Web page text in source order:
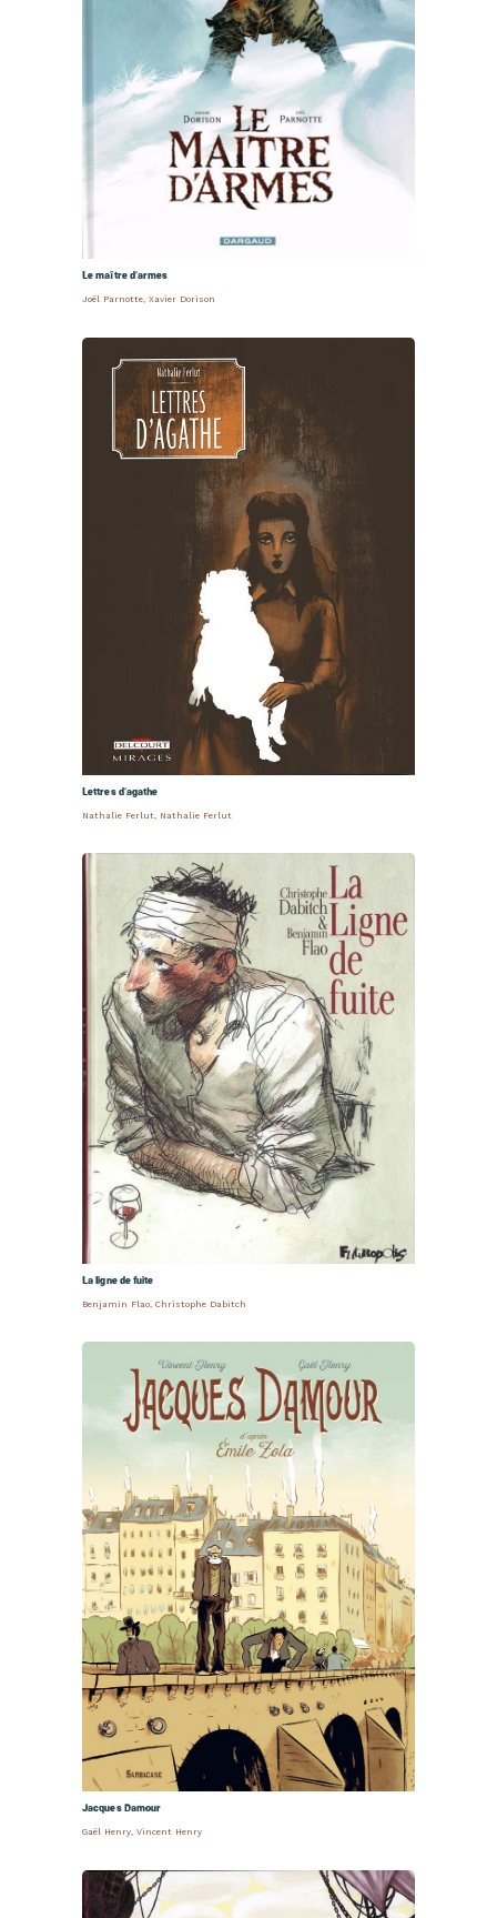
Le maître d’armes
Joël Parnotte, Xavier Dorison
Lettres d’agathe
Nathalie Ferlut Nathalie Ferlut
La ligne de fuite
Benjamin Flao Christophe Dabitch
Jacques Damour
Gaël Henry Vincent Henry